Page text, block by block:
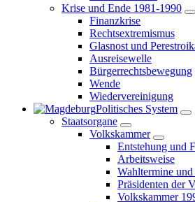
Krise und Ende 1981-1990
Finanzkrise
Rechtsextremismus
Glasnost und
Ausreisewelle
Bürgerrechtsbewegung
Wende
Wiedervereinigung
Politisches System
Staatsorgane
Volkskammer
Entstehung und
Arbeitsweise
Wahltermine und
Präsidenten der
Volkskammer